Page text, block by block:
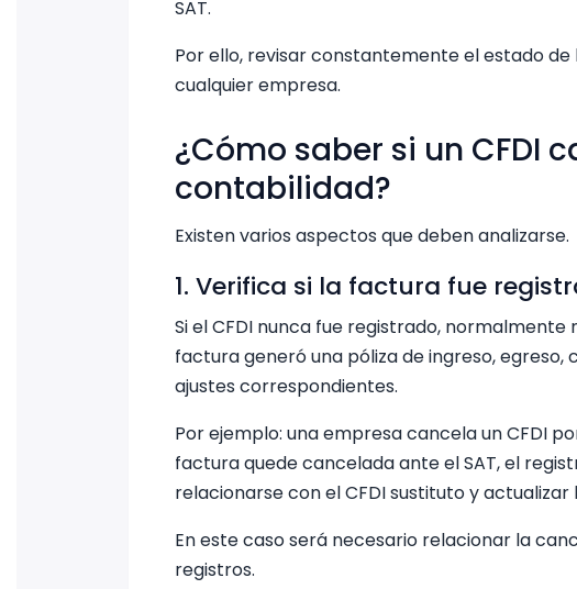
SAT.
Por ello, revisar constantemente el estado
cualquier empresa.
¿Cómo saber si un CFDI
contabilidad?
Existen varios aspectos que deben analizarse.
1. Verifica si la factura fue
Si el CFDI nunca fue registrado,
factura generó una póliza de ingreso,
ajustes correspondientes.
Por ejemplo: una empresa cancela un CFDI
factura quede cancelada ante el SAT, el
relacionarse con el CFDI sustituto y actualizar
En este caso será necesario relacionar la
registros.